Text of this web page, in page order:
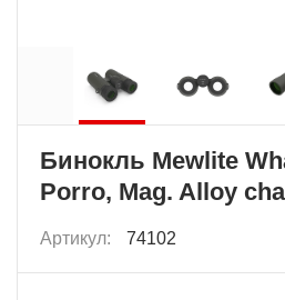
Бинокль Mewlite
Porro, Mag. Alloy
Артикул: 74102